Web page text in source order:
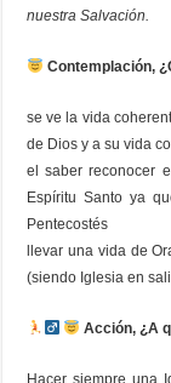
nuestra Salvación.
Contemplación,
se ve la vida
de Dios y a su vida
el saber reconocer
Espíritu Santo ya
Pentecostés
llevar una vida de
(siendo Iglesia en
Acción, ¿A